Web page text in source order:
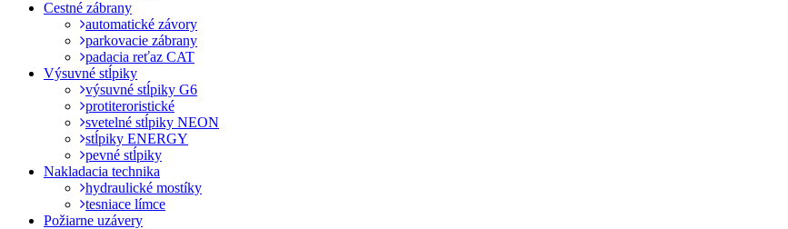
Cestné zábrany
automatické závory
parkovacie zábrany
padacia reťaz CAT
Výsuvné stĺpiky
výsuvné stĺpiky G6
protiteroristické
svetelné stĺpiky NEON
stĺpiky ENERGY
pevné stĺpiky
Nakladacia technika
hydraulické mostíky
tesniace límce
Požiarne uzávery